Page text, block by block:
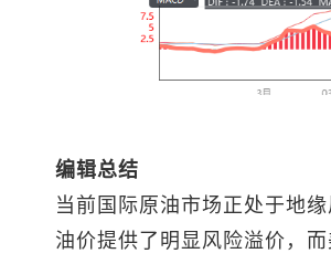
编辑总结
当前国际原油市场正处于地
油价提供了明显风险溢价，